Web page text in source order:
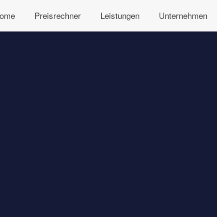
Preisrechner Leistungen Unternehmen